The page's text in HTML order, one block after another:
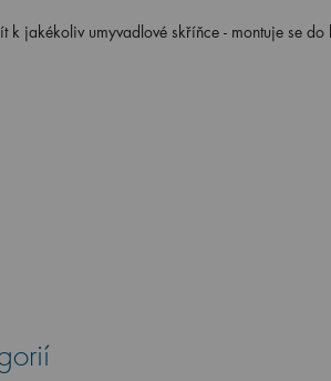
jakékoliv umyvadlové skříňce - montuje se do